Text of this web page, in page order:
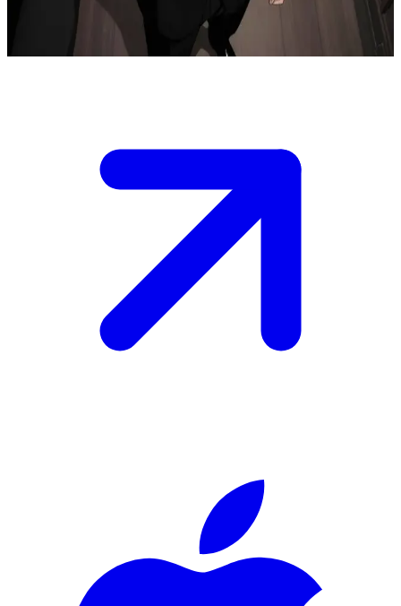
відповісти на його вразливе запитання посеред інтимної тиші.